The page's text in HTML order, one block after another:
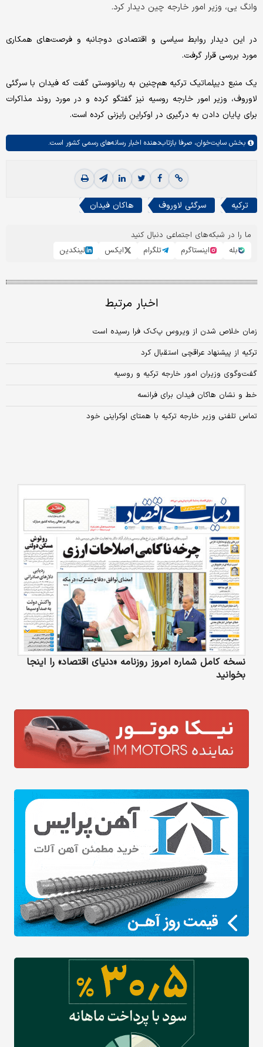
وانگ یی، وزیر امور خارجه چین دیدار کرد.
در این دیدار روابط سیاسی و اقتصادی دوجانبه و فرصت‌های همکاری
مورد بررسی قرار گرفت.
یک منبع دیپلماتیک ترکیه هم‌چنین به ریانووستی گفت که فیدان با سرگئی
لاوروف، وزیر امور خارجه روسیه نیز گفتگو کرده و در مورد روند مذاکرات
برای پایان دادن به درگیری در اوکراین رایزنی کرده است.
بخش سایت‌خوان، صرفا بازتاب‌دهنده اخبار رسانه‌های رسمی کشور است.
ترکیه سرگئی لاوروف هاکان فیدان
ما را در شبکه‌های اجتماعی دنبال کنید
بله
اینستاگرم تلگرام ایکس لینکدین
اخبار مرتبط
زمان خلاص شدن از ویروس پ‌ک‌ک فرا رسیده است
ترکیه از پیشنهاد عراقچی استقبال کرد
گفت‌وگوی وزیران امور خارجه ترکیه و روسیه
خط و نشان هاکان فیدان برای فرانسه
تماس تلفنی وزیر خارجه ترکیه با همتای اوکراینی خود
نسخه کامل شماره امروز روزنامه «دنیای‌ اقتصاد» را اینجا
بخوانید